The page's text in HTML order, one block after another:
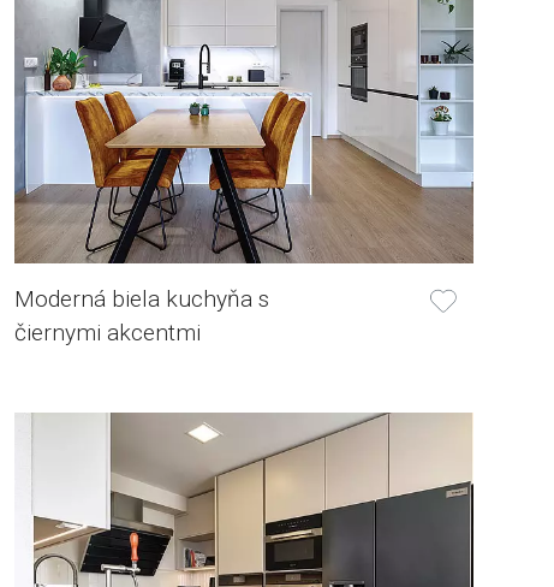
Moderná biela kuchyňa s
čiernymi akcentmi